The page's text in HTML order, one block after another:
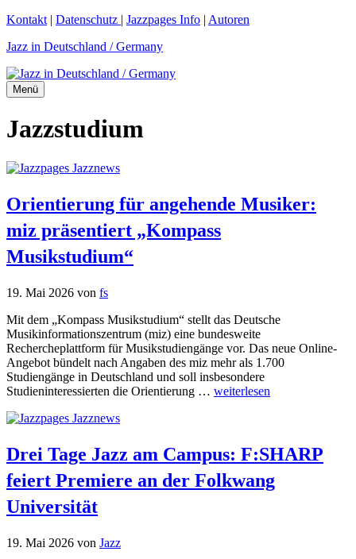
Zum
springen
Kontakt | Datenschutz | Jazzpages Info | Autoren
Jazz in Deutschland / Germany
Menü
Jazzstudium
Orientierung für angehende Musiker:
miz präsentiert „Kompass
Musikstudium“
19. Mai 2026 von fs
Mit dem „Kompass Musikstudium“ stellt das Deutsche
Musikinformationszentrum (miz) eine bundesweite
Rechercheplattform für Musikstudiengänge vor. Das neue Online-
Angebot bündelt nach Angaben des miz mehr als 1.700
Studiengänge in Deutschland und soll insbesondere
Studieninteressierten die Orientierung … weiterlesen
Drei Tage Jazz am Campus: F:SHARP
feiert Premiere an der Folkwang
Universität
19. Mai 2026 von Jazz